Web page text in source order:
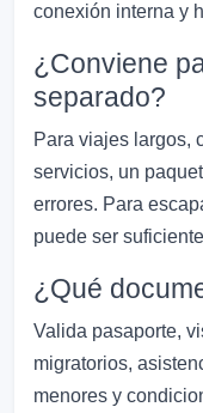
conexión interna y
¿Conviene
separado?
Para viajes largos,
servicios, un
errores. Para
puede ser
¿Qué
Valida pasaporte,
migratorios,
menores y